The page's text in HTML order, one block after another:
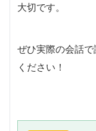
大切です。
ぜひ実際の会話
ください！